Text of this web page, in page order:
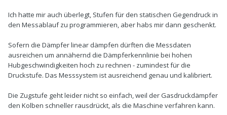
Ich hatte mir auch überlegt, Stufen für den statischen Gegendruck in
den Messablauf zu programmieren, aber habs mir dann geschenkt.
Sofern die Dämpfer linear dämpfen dürften die Messdaten
ausreichen um annähernd die Dämpferkennlinie bei hohen
Hubgeschwindigkeiten hoch zu rechnen - zumindest für die
Druckstufe. Das Messsystem ist ausreichend genau und kalibriert.
Die Zugstufe geht leider nicht so einfach, weil der Gasdruckdämpfer
den Kolben schneller rausdrückt, als die Maschine verfahren kann.